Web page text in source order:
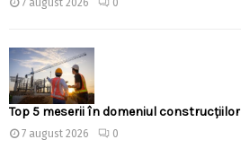
Top 5 meserii în domeniul construcțiilor
7 august 2026 0